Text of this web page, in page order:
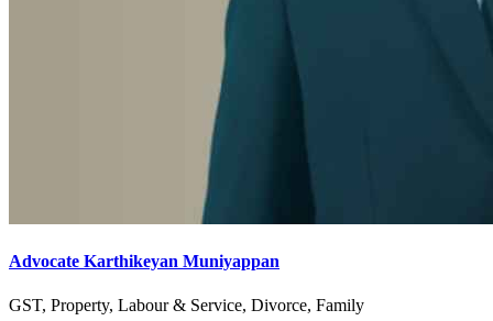
Advocate Karthikeyan Muniyappan
GST, Property, Labour & Service, Divorce, Family